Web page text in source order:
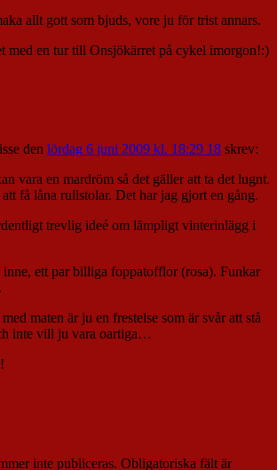
allt gott som bjuds, vore ju för trist annars.
med en tur till Onsjökärret på cykel imorgon!:)
den lördag 6 juni 2009 kl. 18:29 18 skrev:
vara en mardröm så det gäller att ta det lugnt.
få låna rullstolar. Det har jag gjort en gång.
trevlig ideé om lämpligt vinterinlägg i
inne, ett par billiga foppatofflor (rosa). Funkar
maten är ju en frestelse som är svår att stå
inte vill ju vara oartiga…
inte publiceras. Obligatoriska fält är